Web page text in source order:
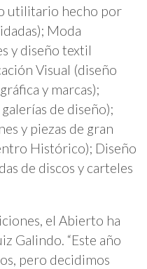
utilitario hecho por
Moda
y diseño textil
Visual (diseño
y marcas);
de diseño);
y piezas de gran
Histórico); Diseño
de discos y carteles
el Abierto ha
Galindo. “Este año
pero decidimos